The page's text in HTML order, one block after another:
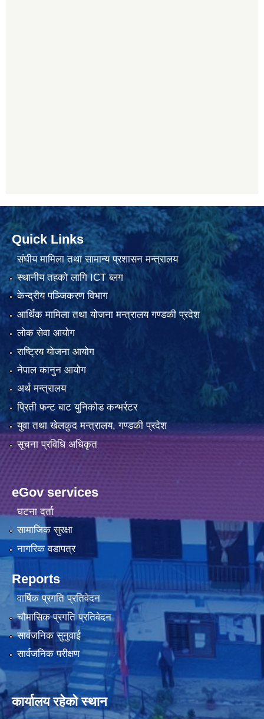
Quick Links
संघीय मामिला तथा सामान्य प्रशासन मन्त्रालय
स्थानीय तहको लागि ICT ब्लग
केन्द्रीय पञ्जिकरण विभाग
आर्थिक मामिला तथा योजना मन्त्रालय गण्डकी प्रदेश
लोक सेवा आयोग
राष्ट्रिय योजना आयोग
नेपाल कानुन आयोग
अर्थ मन्त्रालय
प्रिती फन्ट बाट युनिकोड कन्भर्रटर
युवा तथा खेलकुद मन्त्रालय, गण्डकी प्रदेश
सूचना प्रविधि अधिकृत
eGov services
घटना दर्ता
सामाजिक सुरक्षा
नागरिक वडापत्र
Reports
वार्षिक प्रगति प्रतिवेदन
चौमासिक प्रगति प्रतिवेदन
सार्वजनिक सुनुवाई
सार्वजनिक परीक्षण
कार्यालय रहेको स्थान